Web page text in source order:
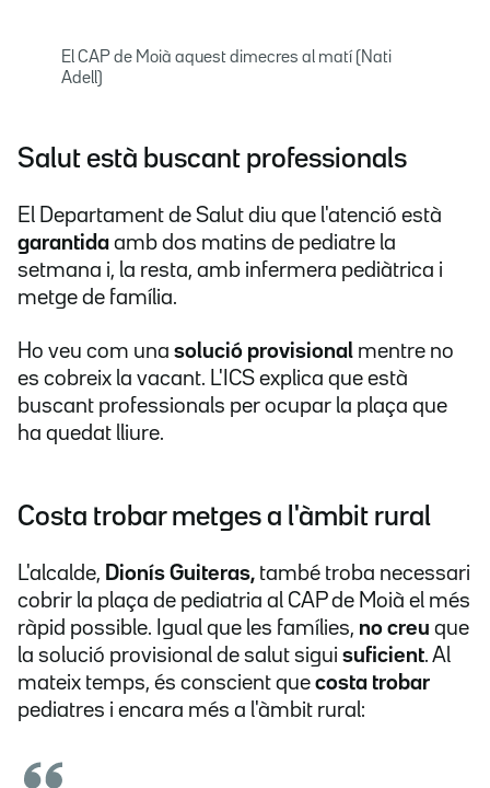
El CAP de Moià aquest dimecres al matí (Nati
Adell)
Salut està buscant professionals
El Departament de Salut diu que l'atenció està
garantida amb dos matins de pediatre la
setmana i, la resta, amb infermera pediàtrica i
metge de família.
Ho veu com una solució provisional mentre no
es cobreix la vacant. L'ICS explica que està
buscant professionals per ocupar la plaça que
ha quedat lliure.
Costa trobar metges a l'àmbit rural
L'alcalde, Dionís Guiteras, també troba necessari
cobrir la plaça de pediatria al CAP de Moià el més
ràpid possible. Igual que les famílies, no creu que
la solució provisional de salut sigui suficient. Al
mateix temps, és conscient que costa trobar
pediatres i encara més a l'àmbit rural: